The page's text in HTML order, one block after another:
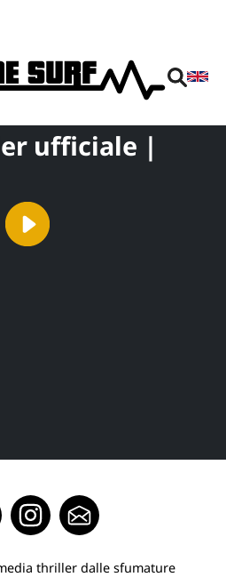
ufficiale |
thriller dalle sfumature